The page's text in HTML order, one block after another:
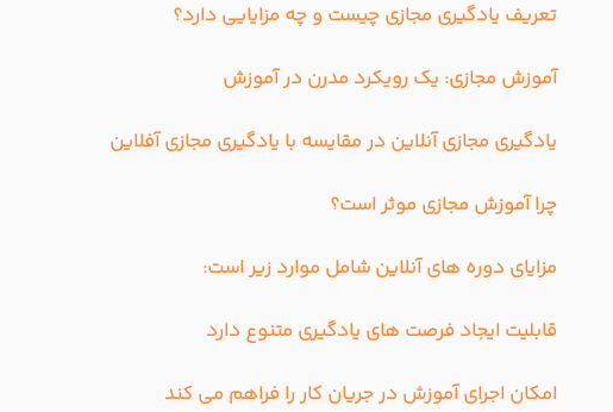
تعریف یادگیری مجازی چیست و چه مزایایی دارد؟
آموزش مجازی: یک رویکرد مدرن در آموزش
یادگیری مجازی آنلاین در مقایسه با یادگیری مجازی آفلاین
چرا آموزش مجازی موثر است؟
مزایای دوره های آنلاین شامل موارد زیر است:
قابلیت ایجاد فرصت های یادگیری متنوع دارد
امکان اجرای آموزش در جریان کار را فراهم می کند